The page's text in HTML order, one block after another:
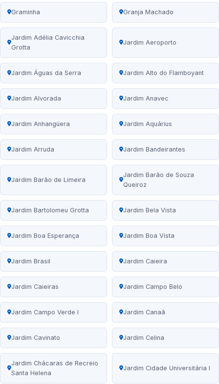
Graminha Granja Machado
Jardim Adélia Cavicchia
Grotta
Jardim Aeroporto
Jardim Águas da Serra Jardim Alto do Flamboyant
Jardim Alvorada Jardim Anavec
Jardim Anhangüera Jardim Aquárius
Jardim Arruda Jardim Bandeirantes
Jardim Barão de Limeira
Jardim Barão de Souza
Queiroz
Jardim Bartolomeu Grotta Jardim Bela Vista
Jardim Boa Esperança Jardim Boa Vista
Jardim Brasil Jardim Caieira
Jardim Caieiras Jardim Campo Belo
Jardim Campo Verde I Jardim Canaã
Jardim Cavinato Jardim Celina
Jardim Chácaras de Recreio
Santa Helena
Jardim Cidade Universitária I